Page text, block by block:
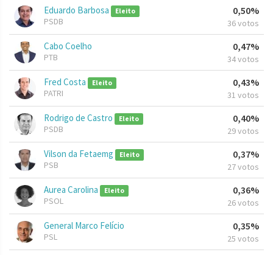
Eduardo Barbosa Eleito
PSDB
0,50%
36 votos
Cabo Coelho
PTB
0,47%
34 votos
Fred Costa Eleito
PATRI
0,43%
31 votos
Rodrigo de Castro Eleito
PSDB
0,40%
29 votos
Vilson da Fetaemg Eleito
PSB
0,37%
27 votos
Aurea Carolina Eleito
PSOL
0,36%
26 votos
General Marco Felício
PSL
0,35%
25 votos